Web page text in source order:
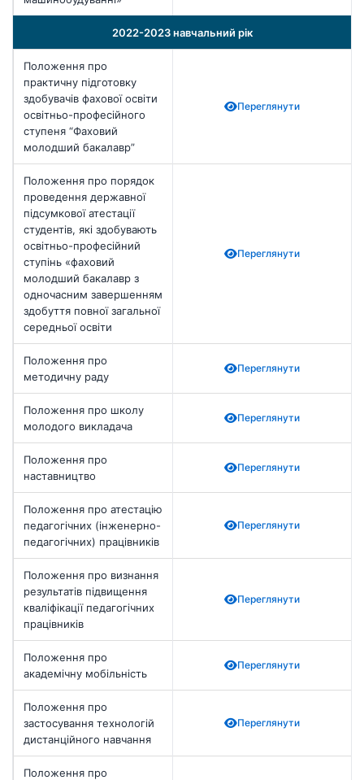
2022-2023 навчальний рік
Положення про
практичну підготовку
здобувачів фахової освіти
освітньо-професійного
ступеня “Фаховий
молодший бакалавр”
Переглянути
Положення про порядок
проведення державної
підсумкової атестації
студентів, які здобувають
освітньо-професійний
ступінь «фаховий
молодший бакалавр з
одночасним завершенням
здобуття повної загальної
середньої освіти
Переглянути
Положення про
методичну раду
Переглянути
Положення про школу
молодого викладача
Переглянути
Положення про
наставництво
Переглянути
Положення про атестацію
педагогічних (інженерно-
педагогічних) працівників
Переглянути
Положення про визнання
результатів підвищення
кваліфікації педагогічних
працівників
Переглянути
Положення про
академічну мобільність
Переглянути
Положення про
застосування технологій
дистанційного навчання
Переглянути
Положення про